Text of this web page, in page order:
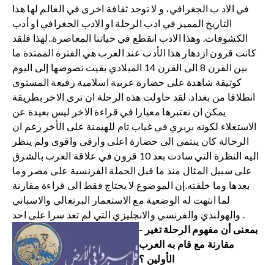
في الاد ب الجغرافي، و لا توجد ثقافة اخرى في العالم لها هذا
التاريخ المميز في ادب الرحلة او الادب الجغرافي او أدب
الكشوفات. وهذا الادب انقطع في حياتنا المعاصرة..لهذا فلقد
كانت قرون ازدهار هذا الأدب عند العرب هي الفترة الممتدة ما
بين القرن 8 الى القرن 14 الميلادي بقيت نصوصها إلى اليوم
كوثيقة شاهدة على حضارة عربية اسلامية رفيعة المستوى
انطلاقا من بغداد. لقد حاولت هذه الرحلة ان ترى الاخر بطريقة
يمكن ان نعتبرها معيارا في قراءة الاخر ليس بعيدة عن
الاستعلاء لكونه بربري في غياب تام للهيمنة على الأخر رغم ان
الرحالة كان ينتمي الى حضارة اعلى وارقى واقوى ولم ينظر
اليه النظرة التي سادت بعد 10 قرون في علاقة الغرب بالشرق
على سبيل المثال منذ ما قبل الحملة الفرنسية على مصر وما
بعدها وما خلفته.إن الموضوع لا يحتاج فقط الى قراءة مقارنة
لما انتهت له الوضعية مع الاستعمار البرتغالي والاسباني
والهولندي والفرنسي والانجليزي التي لم تعد سرا على احد .
- بمعنى أن مفهوم الرحلة تغير
مقارنة مع قام به العرب
الأولين ؟